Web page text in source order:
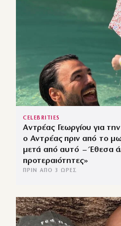
CELEBRITIES
Αντρέας Γεωργίου για
ο Αντρέας πριν από το
μετά από αυτό – Έθεσα
προτεραιότητες»
ΠΡΙΝ ΑΠΌ 3 ΏΡΕΣ